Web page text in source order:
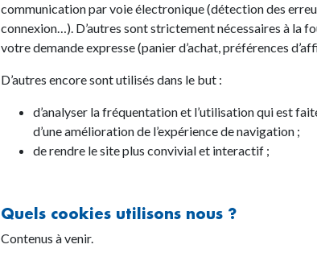
communication par voie électronique (détection des
connexion…). D’autres sont strictement nécessaires à la
votre demande expresse (panier d’achat, préférences
D’autres encore sont utilisés dans le but :
d’analyser la fréquentation et l’utilisation qui est
d’une amélioration de l’expérience de navigation ;
de rendre le site plus convivial et interactif ;
Quels cookies utilisons nous ?
Contenus à venir.